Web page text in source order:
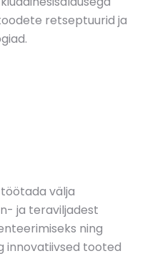
retseptuurid ja
välja
ja teraviljadest
ning
innovatiivsed tooted